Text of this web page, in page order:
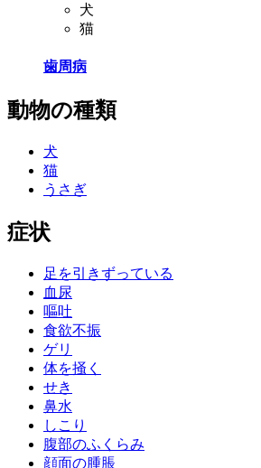
犬
猫
歯周病
動物の種類
犬
猫
うさぎ
症状
足を引きずっている
血尿
嘔吐
食欲不振
ゲリ
体を掻く
せき
鼻水
しこり
腹部のふくらみ
顔面の腫脹